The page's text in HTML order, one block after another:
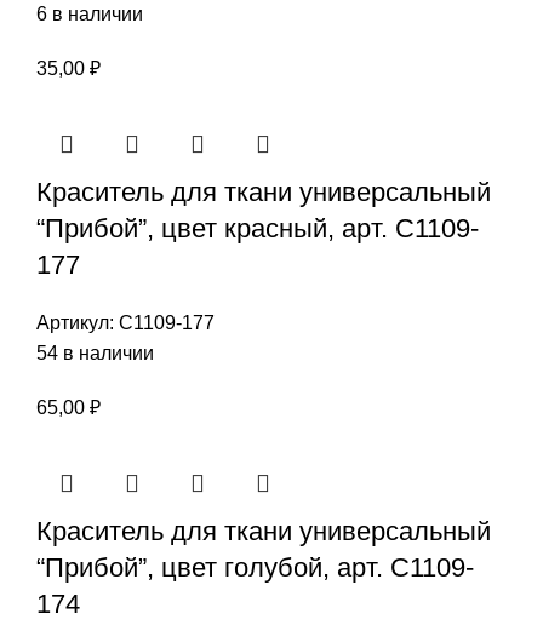
6 в наличии
35,00 ₽
Краситель для ткани универсальный
“Прибой”, цвет красный, арт. С1109-
177
Артикул: С1109-177
54 в наличии
65,00 ₽
Краситель для ткани универсальный
“Прибой”, цвет голубой, арт. С1109-
174